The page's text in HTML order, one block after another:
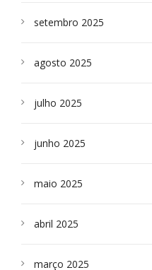
setembro 2025
agosto 2025
julho 2025
junho 2025
maio 2025
abril 2025
março 2025